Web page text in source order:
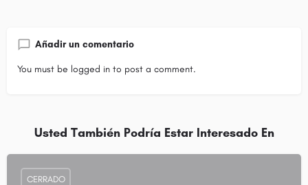
Añadir un comentario
You must be logged in to post a comment.
Usted También Podría Estar Interesado En
CERRADO